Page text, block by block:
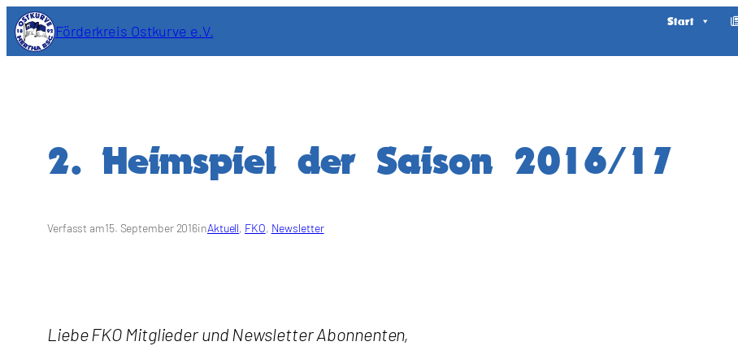
Zum
Inhalt
Förderkreis Ostkurve e.V.
Start
2. Heimspiel der Saison 2016/17
Verfasst am15. September 2016inAktuell, FKO, Newsletter
Liebe FKO Mitglieder und Newsletter Abonnenten,